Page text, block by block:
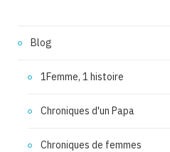
Blog
1Femme, 1 histoire
Chroniques d'un Papa
Chroniques de femmes